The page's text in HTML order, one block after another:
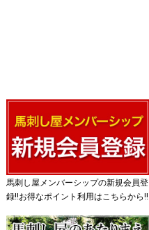
馬刺し屋メンバーシップの新規会員登
録!!お得なポイント利用はこちらから!!